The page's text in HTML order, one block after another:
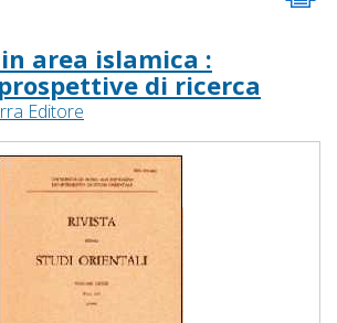
area islamica :
di ricerca
Editore